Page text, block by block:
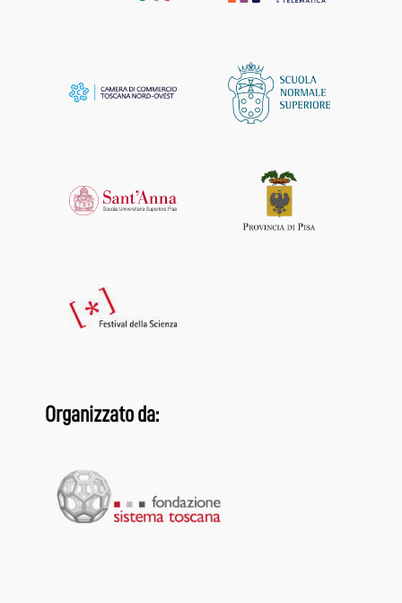
Organizzato da: